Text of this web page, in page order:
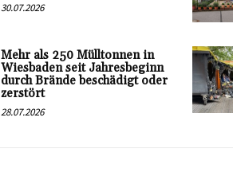
30.07.2026
Mehr als 250 Mülltonnen in
Wiesbaden seit Jahresbeginn
durch Brände beschädigt oder
zerstört
28.07.2026